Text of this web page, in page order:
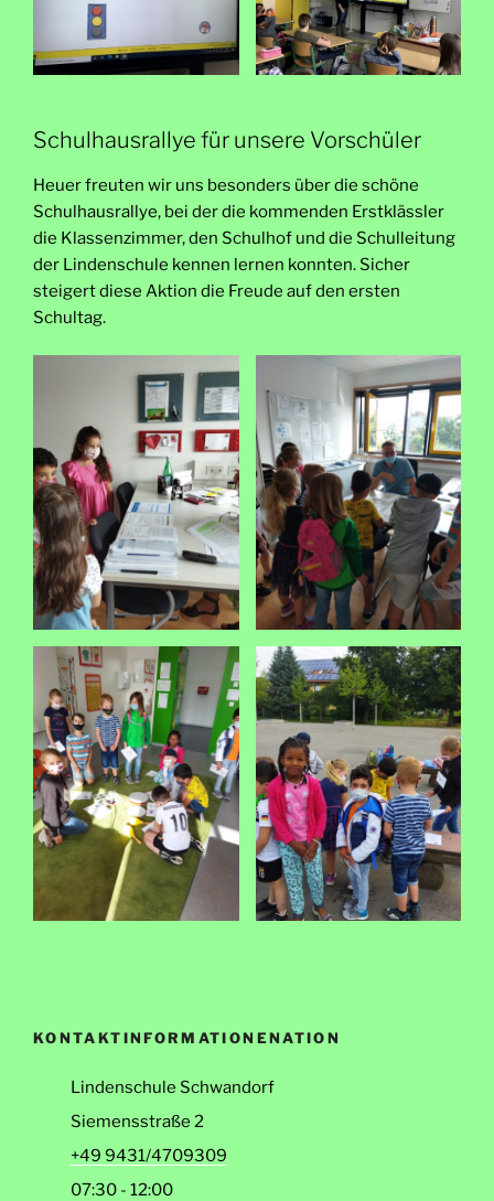
Schulhausrallye für unsere Vorschüler
Heuer freuten wir uns besonders über die schöne
Schulhausrallye, bei der die kommenden Erstklässler
die Klassenzimmer, den Schulhof und die Schulleitung
der Lindenschule kennen lernen konnten. Sicher
steigert diese Aktion die Freude auf den ersten
Schultag.
KONTAKTINFORMATIONENATION
Lindenschule Schwandorf
Siemensstraße 2
+49 9431/4709309
07:30 - 12:00